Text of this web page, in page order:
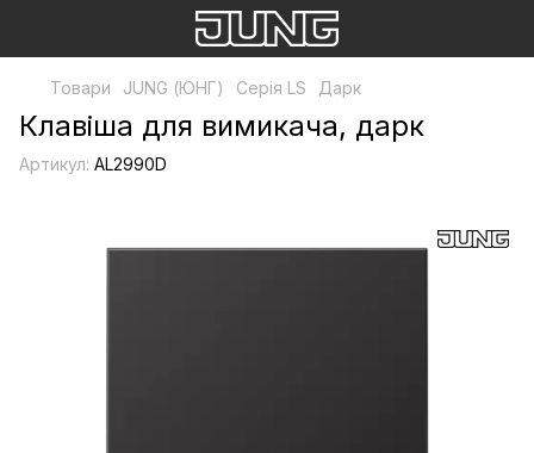
Товари JUNG (ЮНГ) Серія LS Дарк
Клавіша для вимикача, дарк
Артикул: AL2990D